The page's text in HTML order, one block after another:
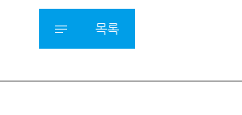
목록